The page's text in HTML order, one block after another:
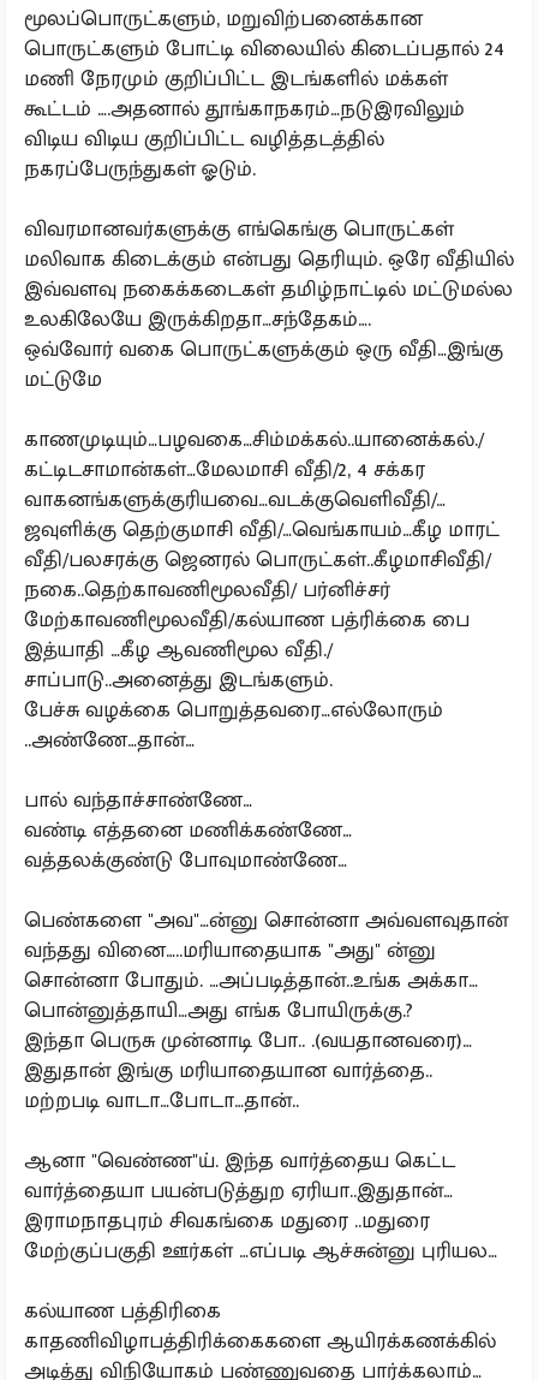
மூலப்பொருட்களும், மறுவிற்பனைக்கான
பொருட்களும் போட்டி விலையில் கிடைப்பதால் 24
மணி நேரமும் குறிப்பிட்ட இடங்களில் மக்கள்
கூட்டம் ….அதனால் தூங்காநகரம்…நடுஇரவிலும்
விடிய விடிய குறிப்பிட்ட வழித்தடத்தில்
நகரப்பேருந்துகள் ஓடும்.
விவரமானவர்களுக்கு எங்கெங்கு பொருட்கள்
மலிவாக கிடைக்கும் என்பது தெரியும். ஒரே வீதியில்
இவ்வளவு நகைக்கடைகள் தமிழ்நாட்டில் மட்டுமல்ல
உலகிலேயே இருக்கிறதா…சந்தேகம்….
ஒவ்வோர் வகை பொருட்களுக்கும் ஒரு வீதி…இங்கு
மட்டுமே
காணமுடியும்…பழவகை…சிம்மக்கல்..யானைக்கல்./
கட்டிடசாமான்கள்…மேலமாசி வீதி/2, 4 சக்கர
வாகனங்களுக்குரியவை…வடக்குவெளிவீதி/…
ஜவுளிக்கு தெற்குமாசி வீதி/…வெங்காயம்…கீழ மாரட்
வீதி/பலசரக்கு ஜெனரல் பொருட்கள்..கீழமாசிவீதி/
நகை..தெற்காவணிமூலவீதி/ பர்னிச்சர்
மேற்காவணிமூலவீதி/கல்யாண பத்ரிக்கை பை
இத்யாதி …கீழ ஆவணிமூல வீதி./
சாப்பாடு..அனைத்து இடங்களும்.
பேச்சு வழக்கை பொறுத்தவரை…எல்லோரும்
..அண்ணே…தான்…
பால் வந்தாச்சாண்ணே…
வண்டி எத்தனை மணிக்கண்ணே…
வத்தலக்குண்டு போவுமாண்ணே…
பெண்களை "அவ"…ன்னு சொன்னா அவ்வளவுதான்
வந்தது வினை…..மரியாதையாக "அது" ன்னு
சொன்னா போதும். …அப்படித்தான்..உங்க அக்கா…
பொன்னுத்தாயி…அது எங்க போயிருக்கு.?
இந்தா பெருசு முன்னாடி போ.. .(வயதானவரை)…
இதுதான் இங்கு மரியாதையான வார்த்தை..
மற்றபடி வாடா…போடா…தான்..
ஆனா "வெண்ண"ய். இந்த வார்த்தைய கெட்ட
வார்த்தையா பயன்படுத்துற ஏரியா..இதுதான்…
இராமநாதபுரம் சிவகங்கை மதுரை ..மதுரை
மேற்குப்பகுதி ஊர்கள் …எப்படி ஆச்சுன்னு புரியல…
கல்யாண பத்திரிகை
காதணிவிழாபத்திரிக்கைகளை ஆயிரக்கணக்கில்
அடித்து விநியோகம் பண்ணுவதை பார்க்கலாம்…